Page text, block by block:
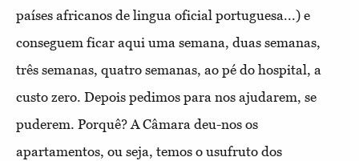
países africanos de lingua oficial portuguesa...) e
conseguem ficar aqui uma semana, duas semanas,
três semanas, quatro semanas, ao pé do hospital, a
custo zero. Depois pedimos para nos ajudarem, se
puderem. Porquê? A Câmara deu-nos os
apartamentos, ou seja, temos o usufruto dos